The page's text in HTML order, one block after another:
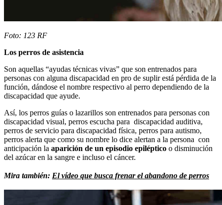
Foto: 123 RF
Los perros de asistencia
Son aquellas “ayudas técnicas vivas” que son entrenados para
personas con alguna discapacidad en pro de suplir está pérdida de la
función, dándose el nombre respectivo al perro dependiendo de la
discapacidad que ayude.
Así, los perros guías o lazarillos son entrenados para personas con
discapacidad visual, perros escucha para discapacidad auditiva,
perros de servicio para discapacidad física, perros para autismo,
perros alerta que como su nombre lo dice alertan a la persona con
anticipación la aparición de un episodio epiléptico o disminución
del azúcar en la sangre e incluso el cáncer.
Mira también: El vídeo que busca frenar el abandono de perros